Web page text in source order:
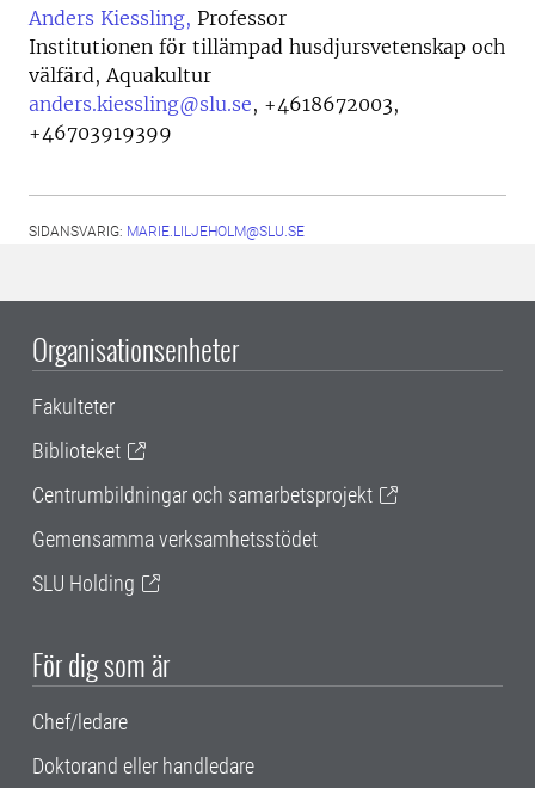
Anders Kiessling, Professor
Institutionen för tillämpad husdjursvetenskap och
välfärd, Aquakultur
anders.kiessling@slu.se, +4618672003,
+46703919399
SIDANSVARIG: MARIE.LILJEHOLM@SLU.SE
Organisationsenheter
Fakulteter
Biblioteket
Centrumbildningar och samarbetsprojekt
Gemensamma verksamhetsstödet
SLU Holding
För dig som är
Chef/ledare
Doktorand eller handledare